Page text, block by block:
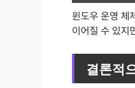
윈도우 운영 체
이어질 수 있지
결론적